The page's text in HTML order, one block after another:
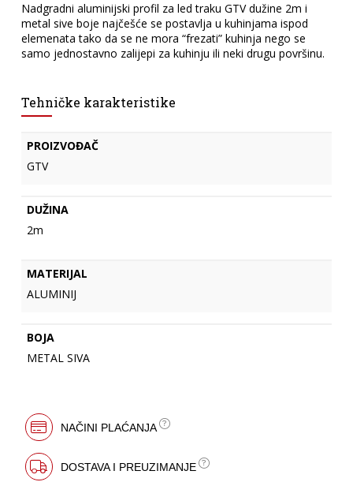
Nadgradni aluminijski profil za led traku GTV dužine 2m i
metal sive boje najčešće se postavlja u kuhinjama ispod
elemenata tako da se ne mora “frezati” kuhinja nego se
samo jednostavno zalijepi za kuhinju ili neki drugu površinu.
Tehničke karakteristike
PROIZVOĐAČ
GTV
DUŽINA
2m
MATERIJAL
ALUMINIJ
BOJA
METAL SIVA
NAČINI PLAĆANJA
DOSTAVA I PREUZIMANJE